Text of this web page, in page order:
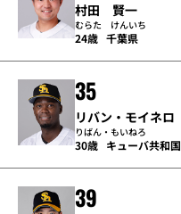
村田 賢一
むらた けんいち
24歳 千葉県
35
リバン・モイネロ
りばん・もいねろ
30歳 キューバ共和国
39